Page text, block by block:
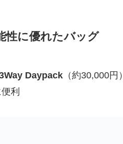
性に優れたバッグ
Daypack（約30,000円）
利